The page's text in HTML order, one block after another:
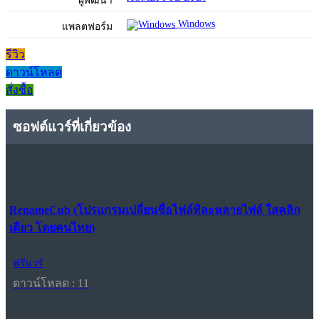
แพลตฟอร์ม Windows
รีวิว
ดาวน์โหลด
สั่งซื้อ
ซอฟต์แวร์ที่เกี่ยวข้อง
RenameCub (โปรแกรมเปลี่ยนชื่อไฟล์ทีละหลายไฟล์ ใสคลิก
เดียว โดยคนไทย)
ฟรีแวร์
ดาวน์โหลด : 11